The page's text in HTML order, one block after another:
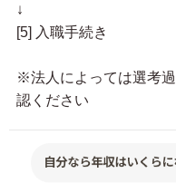
↓
[5] 入職手続き
※法人によっては選考
認ください